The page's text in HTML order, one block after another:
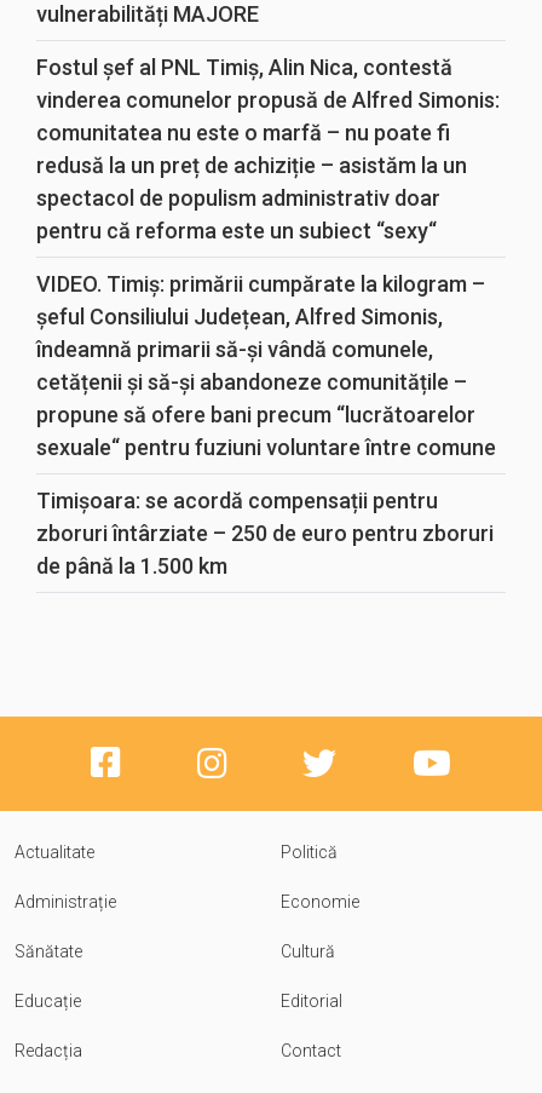
vulnerabilități MAJORE
Fostul șef al PNL Timiș, Alin Nica, contestă
vinderea comunelor propusă de Alfred Simonis:
comunitatea nu este o marfă – nu poate fi
redusă la un preț de achiziție – asistăm la un
spectacol de populism administrativ doar
pentru că reforma este un subiect “sexy“
VIDEO. Timiș: primării cumpărate la kilogram –
șeful Consiliului Județean, Alfred Simonis,
îndeamnă primarii să-și vândă comunele,
cetățenii și să-și abandoneze comunitățile –
propune să ofere bani precum “lucrătoarelor
sexuale“ pentru fuziuni voluntare între comune
Timișoara: se acordă compensații pentru
zboruri întârziate – 250 de euro pentru zboruri
de până la 1.500 km
Actualitate Politică
Administrație Economie
Sănătate Cultură
Educație Editorial
Redacția Contact